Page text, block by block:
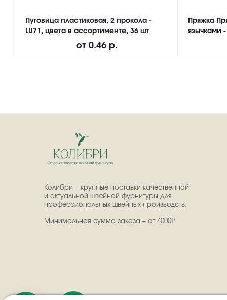
Пуговица пластиковая, 2 прокола -
LU71, цвета в ассортименте, 36 шт
от 0.46 р.
Пряжка
язычками
Колибри – крупные поставки качественной
и актуальной швейной фурнитуры для
профессиональных швейных производств.
Минимальная сумма заказа – от 4000₽